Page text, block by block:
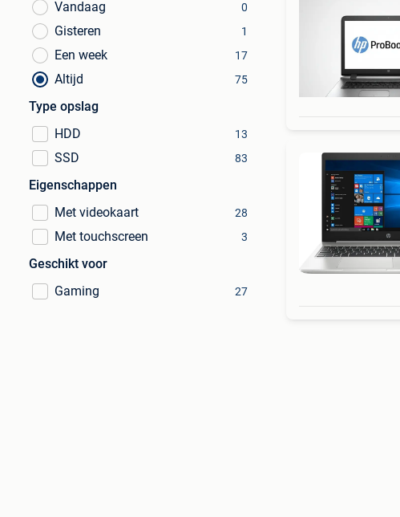
Vandaag
0
Gisteren 1
Een week 17
Altijd 75
Type opslag
HDD
13
SSD 83
Eigenschappen
Met videokaart
28
Met touchscreen 3
Geschikt voor
Gaming
27